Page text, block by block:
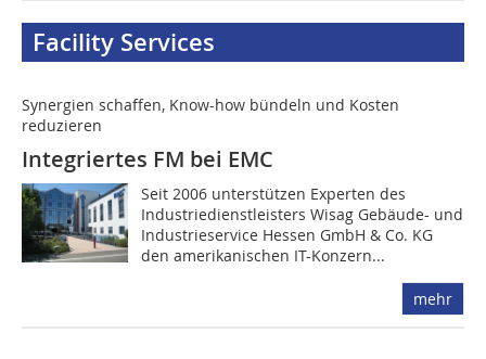
Facility Services
Synergien schaffen, Know-how bündeln und Kosten
reduzieren
Integriertes FM bei EMC
Seit 2006 unterstützen Experten des
Industriedienstleisters Wisag Gebäude- und
Industrieservice Hessen GmbH & Co. KG
den amerikanischen IT-Konzern...
mehr